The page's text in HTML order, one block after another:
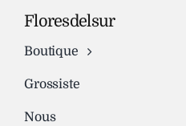
Floresdelsur
Boutique
Grossiste
Nous